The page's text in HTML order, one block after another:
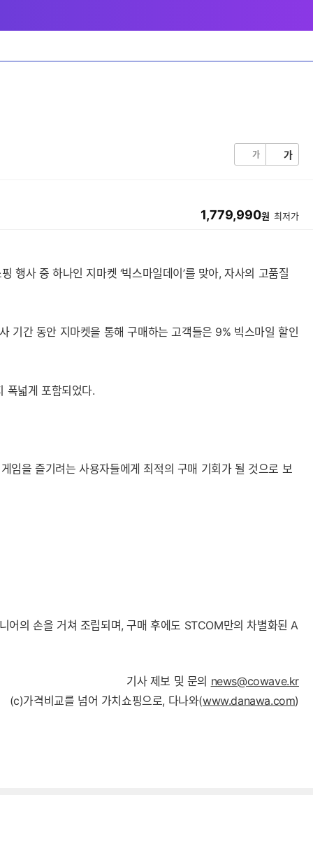
가 가
1,779,990원 최저가
사 중 하나인 지마켓 ‘빅스마일데이’를 맞아, 자사의 고품질
기간 동안 지마켓을 통해 구매하는 고객들은 9% 빅스마일 할인
폭넓게 포함되었다.
을 즐기려는 사용자들에게 최적의 구매 기회가 될 것으로 보
어의 손을 거쳐 조립되며, 구매 후에도 STCOM만의 차별화된 A
기사 제보 및 문의 news@cowave.kr
(c)가격비교를 넘어 가치쇼핑으로, 다나와(www.danawa.com)